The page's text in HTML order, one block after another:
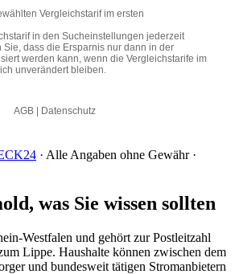
· Alle Angaben ohne Gewähr ·
was Sie wissen sollten
Westfalen und gehört zur Postleitzahl
Lippe. Haushalte können zwischen dem
und bundesweit tätigen Stromanbietern